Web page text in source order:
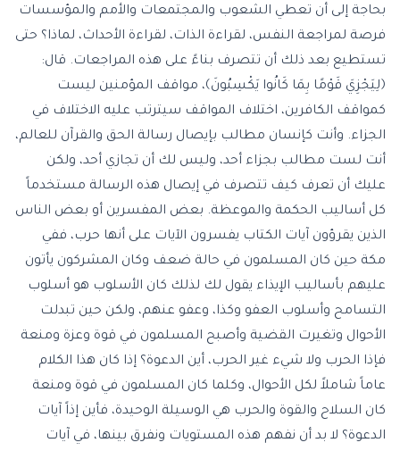
بحاجة إلى أن تعطي الشعوب والمجتمعات والأمم والمؤسسات
فرصة لمراجعة النفس، لقراءة الذات، لقراءة الأحداث، لماذا؟ حتى
تستطيع بعد ذلك أن تتصرف بناءً على هذه المراجعات. قال:
﴿لِيَجْزِيَ قَوْمًا بِمَا كَانُوا يَكْسِبُونَ﴾، مواقف المؤمنين ليست
كمواقف الكافرين، اختلاف المواقف سيترتب عليه الاختلاف في
الجزاء. وأنت كإنسان مطالب بإيصال رسالة الحق والقرآن للعالم،
أنت لست مطالب بجزاء أحد، وليس لك أن تجازي أحد، ولكن
عليك أن تعرف كيف تتصرف في إيصال هذه الرسالة مستخدماً
كل أساليب الحكمة والموعظة. بعض المفسرين أو بعض الناس
الذين يقرؤون آيات الكتاب يفسرون الآيات على أنها حرب، ففي
مكة حين كان المسلمون في حالة ضعف وكان المشركون يأتون
عليهم بأساليب الإيذاء يقول لك لذلك كان الأسلوب هو أسلوب
التسامح وأسلوب العفو وكذا، وعفو عنهم، ولكن حين تبدلت
الأحوال وتغيرت القضية وأصبح المسلمون في قوة وعزة ومنعة
فإذا الحرب ولا شيء غير الحرب، أين الدعوة؟ إذا كان هذا الكلام
عاماً شاملاً لكل الأحوال، وكلما كان المسلمون في قوة ومنعة
كان السلاح والقوة والحرب هي الوسيلة الوحيدة، فأين إذاً آيات
الدعوة؟ لا بد أن نفهم هذه المستويات ونفرق بينها، في آيات